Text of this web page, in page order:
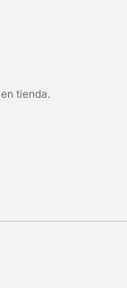
tienda.